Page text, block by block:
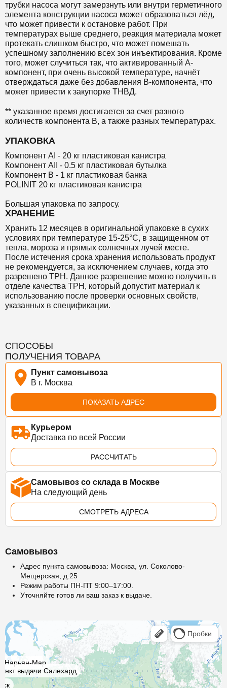
трубки насоса могут замерзнуть или внутри герметичного
элемента конструкции насоса может образоваться лёд,
что может привести к остановке работ. При
температурах выше среднего, реакция материала может
протекать слишком быстро, что может помешать
успешному заполнению всех зон инъектирования. Кроме
того, может случиться так, что активированный А-
компонент, при очень высокой температуре, начнёт
отверждаться даже без добавления B-компонента, что
может привести к закупорке ТНВД.
** указанное время достигается за счет разного
количеств компонента В, а также разных температурах.
УПАКОВКА
Компонент AI - 20 кг пластиковая канистра
Компонент AII - 0.5 кг пластиковая бутылка
Компонент B - 1 кг пластиковая банка
POLINIT 20 кг пластиковая канистра
Большая упаковка по запросу.
ХРАНЕНИЕ
Хранить 12 месяцев в оригинальной упаковке в сухих
условиях при температуре 15-25°C, в защищенном от
тепла, мороза и прямых солнечных лучей месте.
После истечения срока хранения использовать продукт
не рекомендуется, за исключением случаев, когда это
разрешено TPH. Данное разрешение можно получить в
отделе качества TPH, который допустит материал к
использованию после проверки основных свойств,
указанных в спецификации.
СПОСОБЫ
ПОЛУЧЕНИЯ ТОВАРА
Пункт самовывоза
В г. Москва
ПОКАЗАТЬ АДРЕС
Курьером
Доставка по всей России
РАССЧИТАТЬ
Самовывоз со склада в Москве
На следующий день
СМОТРЕТЬ АДРЕСА
Самовывоз
Адрес пункта самовывоза: Москва, ул. Соколово-
Мещерская, д.25
Режим работы ПН-ПТ 9:00–17:00.
Уточняйте готов ли ваш заказ к выдаче.